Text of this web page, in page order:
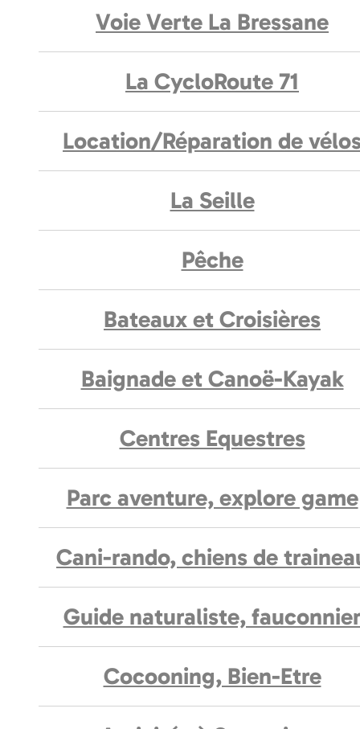
Voie Verte La Bressane
La CycloRoute 71
Location/Réparation de
La Seille
Pêche
Bateaux et Croisières
Baignade et Canoë-Kayak
Centres Equestres
Parc aventure, explore game
Cani-rando, chiens de
Guide naturaliste,
Cocooning, Bien-Etre